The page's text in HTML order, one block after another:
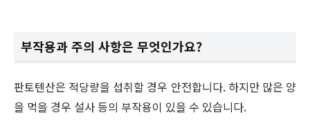
부작용과 주의 사항은 무엇인가요?
판토텐산은 적당량을 섭취할 경우 안전합니다. 하지만 많은 양
을 먹을 경우 설사 등의 부작용이 있을 수 있습니다.